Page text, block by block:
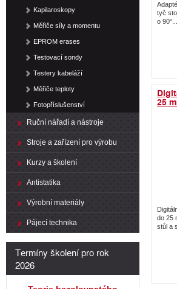
tyč
o 90°....
25
do 25
stůl a
Kapilaroskopy
Měřiče síly a momentu
EPROM erases
Testovací sondy
Testery kabeláží
Měřiče teploty
Fotopříslušenství
Ruční nářadí a nástroje
Stroje a zařízení pro výrobu
Kurzy a školení
Antistatika
Výrobní materiály
Pájecí technika
Termíny školení pro rok
2026